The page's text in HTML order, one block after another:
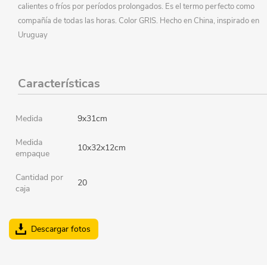
calientes o fríos por períodos prolongados. Es el termo perfecto como
compañía de todas las horas. Color GRIS. Hecho en China, inspirado en
Uruguay
Características
Medida 9x31cm
Medida
empaque
10x32x12cm
Cantidad por
caja
20
Descargar fotos